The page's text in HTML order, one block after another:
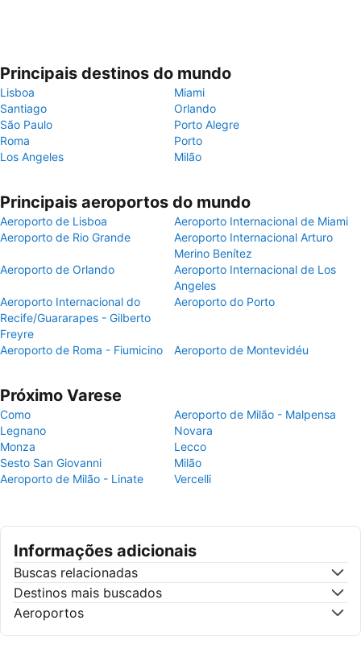
Principais destinos do mundo
Lisboa
Miami
Santiago
Orlando
São Paulo
Porto Alegre
Roma
Porto
Los Angeles
Milão
Principais aeroportos do mundo
Aeroporto de Lisboa
Aeroporto Internacional de Miami
Aeroporto de Rio Grande
Aeroporto Internacional Arturo
Merino Benítez
Aeroporto de Orlando
Aeroporto Internacional de Los
Angeles
Aeroporto Internacional do
Recife/Guararapes - Gilberto
Freyre
Aeroporto do Porto
Aeroporto de Roma - Fiumicino Aeroporto de Montevidéu
Próximo Varese
Como
Aeroporto de Milão - Malpensa
Legnano
Novara
Monza
Lecco
Sesto San Giovanni
Milão
Aeroporto de Milão - Linate
Vercelli
Informações adicionais
Buscas relacionadas
Destinos mais buscados
Aeroportos